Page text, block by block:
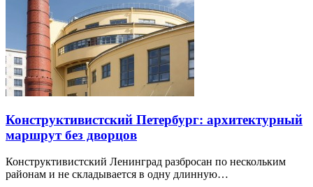
Конструктивистский Петербург: архитектурный
маршрут без дворцов
Конструктивистский Ленинград разбросан по нескольким
районам и не складывается в одну длинную…